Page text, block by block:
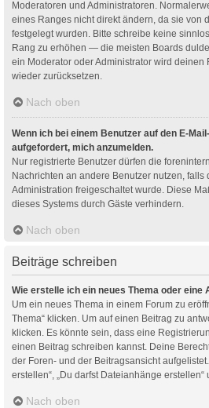
Moderatoren und Administratoren.
eines Ranges nicht direkt ändern, da sie von
festgelegt wurden. Bitte schreibe keine
Rang zu erhöhen — die meisten Boards
ein Moderator oder Administrator wird deinen
wieder zurücksetzen.
Nach oben
Wenn ich bei einem Benutzer auf den E-
aufgefordert, mich anzumelden.
Nur registrierte Benutzer dürfen die
Nachrichten an andere Benutzer nutzen, falls
Administration freigeschaltet wurde. Diese
dieses Systems durch Gäste verhindern.
Nach oben
Beiträge schreiben
Wie erstelle ich ein neues Thema oder eine
Um ein neues Thema in einem Forum zu
Thema“ klicken. Um auf einen Beitrag zu
klicken. Es könnte sein, dass eine
einen Beitrag schreiben kannst. Deine
der Foren- und der Beitragsansicht
erstellen“, „Du darfst Dateianhänge erstellen“
Nach oben